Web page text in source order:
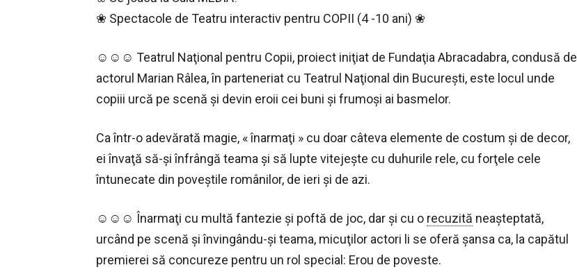
❀ Spectacole de Teatru interactiv pentru COPII (4 -10 ani) ❀
☺☺☺ Teatrul Naţional pentru Copii, proiect iniţiat de Fundaţia Abracadabra, condusă de
actorul Marian Râlea, în parteneriat cu Teatrul Naţional din Bucureşti, este locul unde
copiii urcă pe scenă şi devin eroii cei buni şi frumoşi ai basmelor.
Ca într-o adevărată magie, « înarmaţi » cu doar câteva elemente de costum şi de decor,
ei învaţă să-şi înfrângă teama şi să lupte vitejeşte cu duhurile rele, cu forţele cele
întunecate din poveştile românilor, de ieri şi de azi.
☺☺☺ Înarmaţi cu multă fantezie şi poftă de joc, dar şi cu o recuzită neaşteptată,
urcând pe scenă şi învingându-şi teama, micuţilor actori li se oferă şansa ca, la capătul
premierei să concureze pentru un rol special: Erou de poveste.